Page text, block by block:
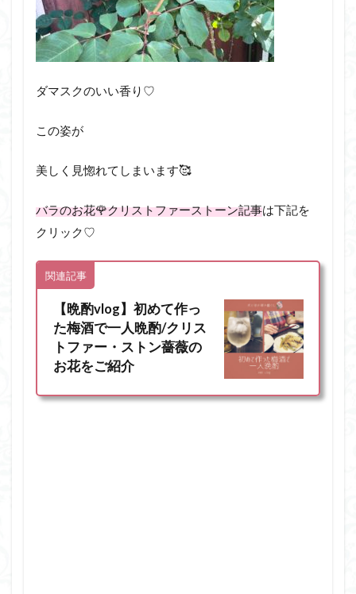
ダマスクのいい香り♡
この姿が
美しく見惚れてしまいます🥰
バラのお花🌹クリストファーストーン記事は下記を
クリック♡
関連記事
【晩酌vlog】初めて作っ
た梅酒で一人晩酌/クリス
トファー・ストン薔薇の
お花をご紹介